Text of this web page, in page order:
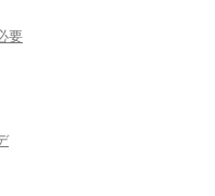
要